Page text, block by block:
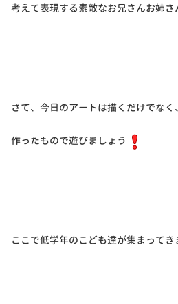
考えて表現する素敵なお兄さんお姉さ
さて、今日のアートは描くだけでなく、
作ったもので遊びましょう
ここで低学年のこども達が集まってき